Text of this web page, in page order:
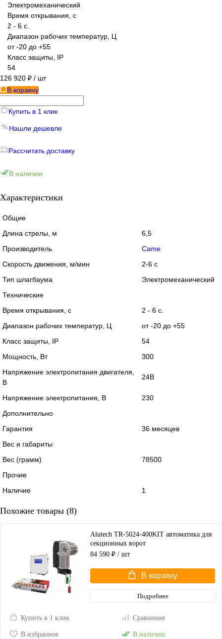
Электромеханический
Время открывания, с
2 - 6 с.
Диапазон рабочих температур, Ц
от -20 до +55
Класс защиты, IP
54
126 920 ₽ / шт
В корзину
Купить в 1 клик
Нашли дешевле
Рассчитать доставку
В наличии
Характеристики
Общие
Длина стрелы, м
6,5
Производитель
Came
Скорость движения, м/мин
2-6 с
Тип шлагбаума
Электромеханический
Технические
Время открывания, с
2 - 6 с.
Диапазон рабочих температур, Ц
от -20 до +55
Класс защиты, IP
54
Мощность, Вт
300
Напряжение электропитания двигателя,
В
24В
Напряжение электропитания, В
230
Дополнительно
Гарантия
36 месяцев
Вес и габариты
Вес (грамм)
78500
Прочие
Наличие
1
Похожие товары (8)
Alutech TR-5024-400KIT автоматика для
секционных ворот
84 590 ₽ / шт
В корзину
Подробнее
Купить в 1 клик Сравнение
В избранное В наличии